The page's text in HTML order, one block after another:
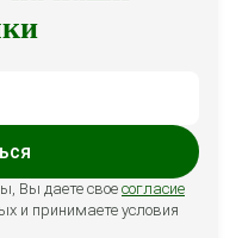
Вы даете свое согласие
и принимаете условия